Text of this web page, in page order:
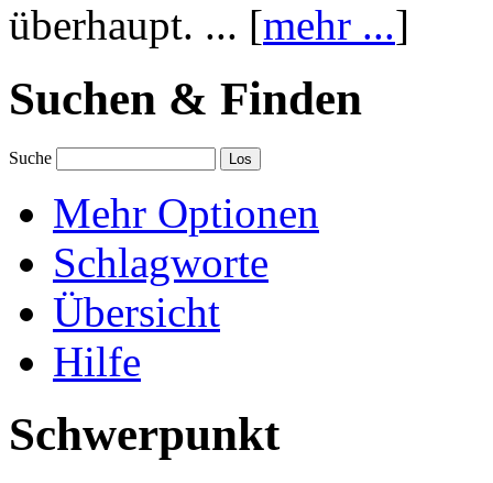
überhaupt. ... [mehr ...]
Suchen & Finden
Suche
Mehr Optionen
Schlagworte
Übersicht
Hilfe
Schwerpunkt